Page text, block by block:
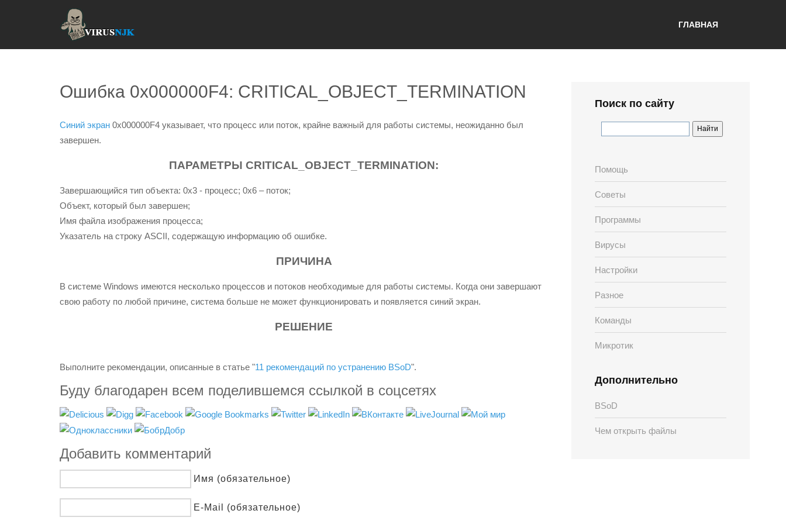
ГЛАВНАЯ
Ошибка 0x000000F4: CRITICAL_OBJECT_TERMINATION
Синий экран 0x000000F4 указывает, что процесс или поток, крайне важный для работы системы, неожиданно был
завершен.
ПАРАМЕТРЫ CRITICAL_OBJECT_TERMINATION:
Завершающийся тип объекта: 0x3 - процесс; 0x6 – поток;
Объект, который был завершен;
Имя файла изображения процесса;
Указатель на строку ASCII, содержащую информацию об ошибке.
ПРИЧИНА
В системе Windows имеются несколько процессов и потоков необходимые для работы системы. Когда они завершают
свою работу по любой причине, система больше не может функционировать и появляется синий экран.
РЕШЕНИЕ
Выполните рекомендации, описанные в статье "11 рекомендаций по устранению BSoD".
Буду благодарен всем поделившемся ссылкой в соцсетях
Добавить комментарий
Имя (обязательное)
E-Mail (обязательное)
Поиск по сайту
Помощь
Советы
Программы
Вирусы
Настройки
Разное
Команды
Микротик
Дополнительно
BSoD
Чем открыть файлы